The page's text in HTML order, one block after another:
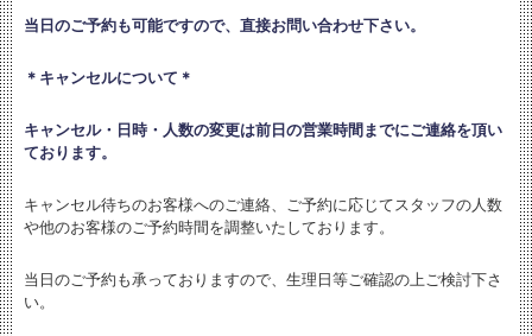
当日のご予約も可能ですので、直接お問い合わせ下さい。
＊キャンセルについて＊
キャンセル・日時・人数の変更は前日の営業時間までにご連絡を頂い
ております。
キャンセル待ちのお客様へのご連絡、ご予約に応じてスタッフの人数
や他のお客様のご予約時間を調整いたしております。
当日のご予約も承っておりますので、生理日等ご確認の上ご検討下さ
い。